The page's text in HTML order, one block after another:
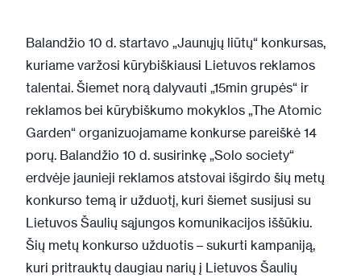
Balandžio 10 d. startavo „Jaunųjų liūtų“ konkursas,
kuriame varžosi kūrybiškiausi Lietuvos reklamos
talentai. Šiemet norą dalyvauti „15min grupės“ ir
reklamos bei kūrybiškumo mokyklos „The Atomic
Garden“ organizuojamame konkurse pareiškė 14
porų. Balandžio 10 d. susirinkę „Solo society“
erdvėje jaunieji reklamos atstovai išgirdo šių metų
konkurso temą ir užduotį, kuri šiemet susijusi su
Lietuvos Šaulių sąjungos komunikacijos iššūkiu.
Šių metų konkurso užduotis – sukurti kampaniją,
kuri pritrauktų daugiau narių į Lietuvos Šaulių